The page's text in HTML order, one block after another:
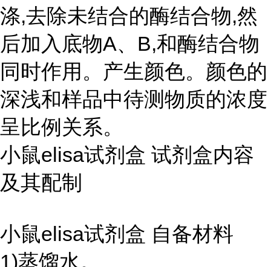
涤,去除未结合的酶结合物,然
后加入底物A、B,和酶结合物
同时作用。产生颜色。颜色的
深浅和样品中待测物质的浓度
呈比例关系。
小鼠elisa试剂盒 试剂盒内容
及其配制
小鼠elisa试剂盒 自备材料
1)蒸馏水。